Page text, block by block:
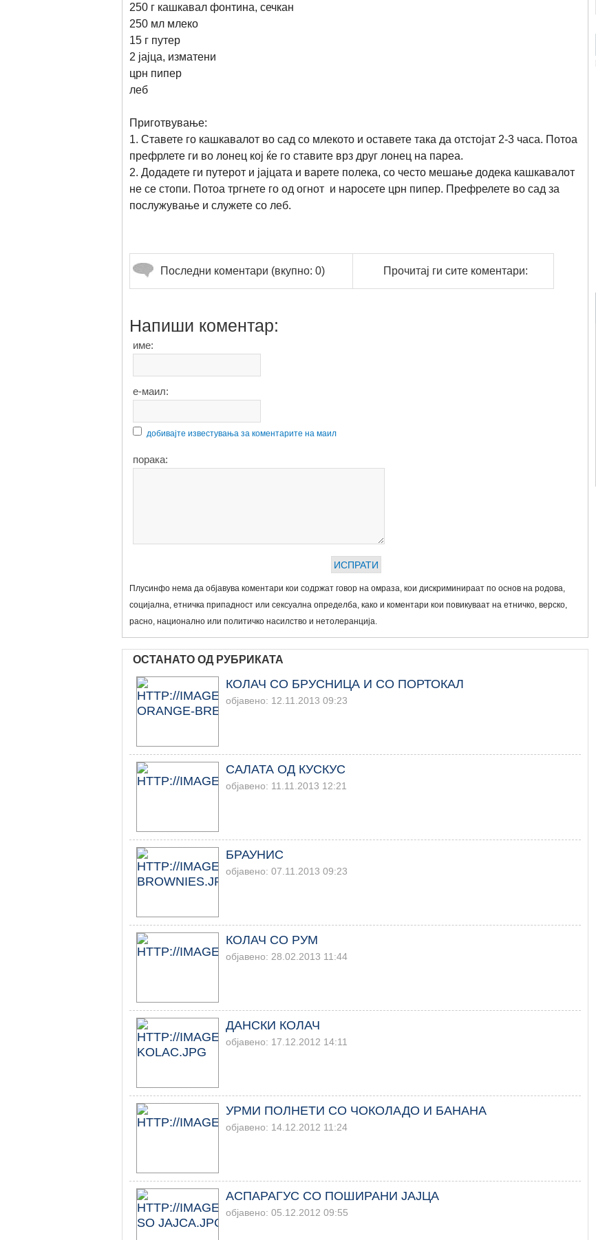
250 г кашкавал фонтина, сечкан
250 мл млеко
15 г путер
2 јајца, изматени
црн пипер
леб
Приготвување:
1. Ставете го кашкавалот во сад со млекото и оставете така да отстојат 2-3 часа. Потоа
префрлете ги во лонец кој ќе го ставите врз друг лонец на пареа.
2. Додадете ги путерот и јајцата и варете полека, со често мешање додека кашкавалот
не се стопи. Потоа тргнете го од огнот и наросете црн пипер. Префрелете во сад за
послужување и служете со леб.
Последни коментари (вкупно: 0) Прочитај ги сите коментари:
Напиши коментар:
име:
е-маил:
добивајте известувања за коментарите на маил
порака:
Плусинфо нема да објавува коментари кои содржат говор на омраза, кои дискриминираат по основ на родова,
социјална, етничка припадност или сексуална определба, како и коментари кои повикуваат на етничко, верско,
расно, национално или политичко насилство и нетолеранција.
ОСТАНАТО ОД РУБРИКАТА
КОЛАЧ СО БРУСНИЦА И СО ПОРТОКАЛ
објавено: 12.11.2013 09:23
САЛАТА ОД КУСКУС
објавено: 11.11.2013 12:21
БРАУНИС
објавено: 07.11.2013 09:23
КОЛАЧ СО РУМ
објавено: 28.02.2013 11:44
ДАНСКИ КОЛАЧ
објавено: 17.12.2012 14:11
УРМИ ПОЛНЕТИ СО ЧОКОЛАДО И БАНАНА
објавено: 14.12.2012 11:24
АСПАРАГУС СО ПОШИРАНИ ЈАЈЦА
објавено: 05.12.2012 09:55